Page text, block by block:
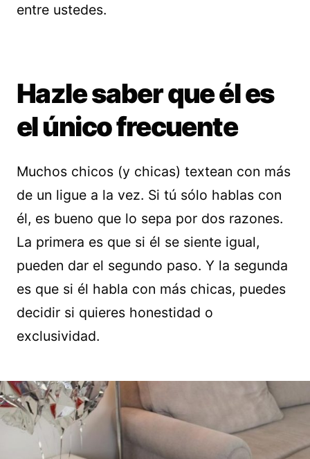
entre ustedes.
Hazle saber que él es
el único frecuente
Muchos chicos (y chicas) textean con más
de un ligue a la vez. Si tú sólo hablas con
él, es bueno que lo sepa por dos razones.
La primera es que si él se siente igual,
pueden dar el segundo paso. Y la segunda
es que si él habla con más chicas, puedes
decidir si quieres honestidad o
exclusividad.